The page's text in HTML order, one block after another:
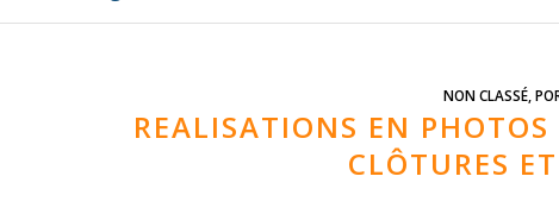
NON CLASSÉ,
REALISATIONS EN
CLÔTURES